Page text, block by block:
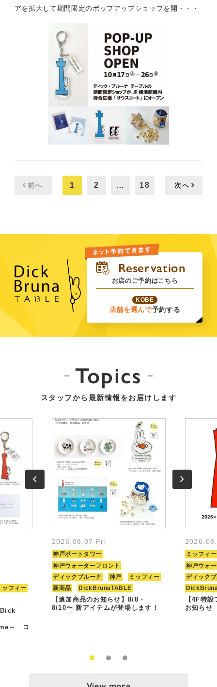
アを拡大して期間限定のポップアップショップを開・・・
前へ 1 2 … 18 次へ
お店のご予約はこちら
KOBE
店舗を選んで予約する
Topics
スタッフから最新情報をお届けします
ッフィー
～ コ
2026.08.07 Fri
神戸ポートタワー
神戸ウォーターフロント
ディックブルーナ
神戸
ミッフィー
新商品
DickBrunaTABLE
【追加商品のお知らせ】8/8・
8/10〜 新アイテムが登場します！
ミッフィー
神戸ウォ
ディック
【4F特
お知らせ